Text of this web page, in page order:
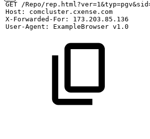
GET /Repo/
Host:
comcluster.cxense.com
X-Forwarded-For:
173.203.85.136
User-Agent:
ExampleBrowser v1.0